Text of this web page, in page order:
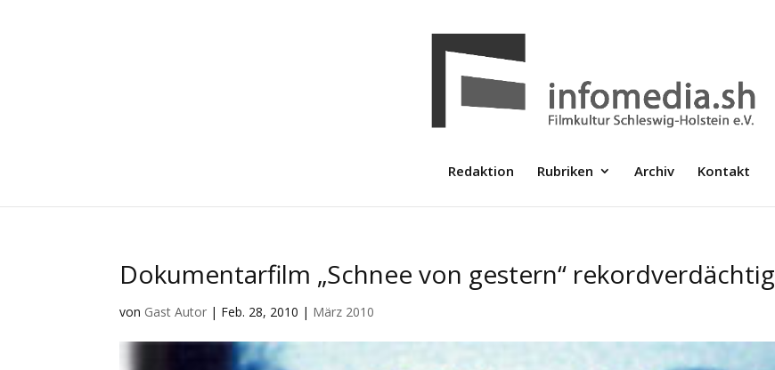
Redaktion Rubriken Archiv Kontakt
Dokumentarfilm „Schnee von gestern“ rekordverdächtig
von Gast Autor | Feb. 28, 2010 | März 2010